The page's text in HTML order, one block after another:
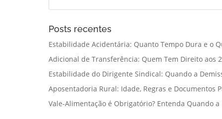
Posts recentes
Estabilidade Acidentária: Quanto Tempo Dura e o
Adicional de Transferência: Quem Tem Direito aos
Estabilidade do Dirigente Sindical: Quando a
Aposentadoria Rural: Idade, Regras e Documentos
Vale-Alimentação é Obrigatório? Entenda Quando